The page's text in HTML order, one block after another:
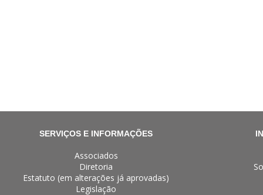
SERVIÇOS E INFORMAÇÕES
Associados
Diretoria
Estatuto (em alterações já aprovadas)
Legislação